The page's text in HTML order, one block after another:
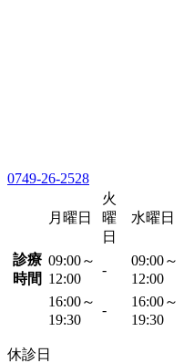
0749-26-2528
月曜日
火
曜
日
水曜日
診療
時間
09:00～
12:00
-
09:00～
12:00
16:00～
19:30
-
16:00～
19:30
休診日